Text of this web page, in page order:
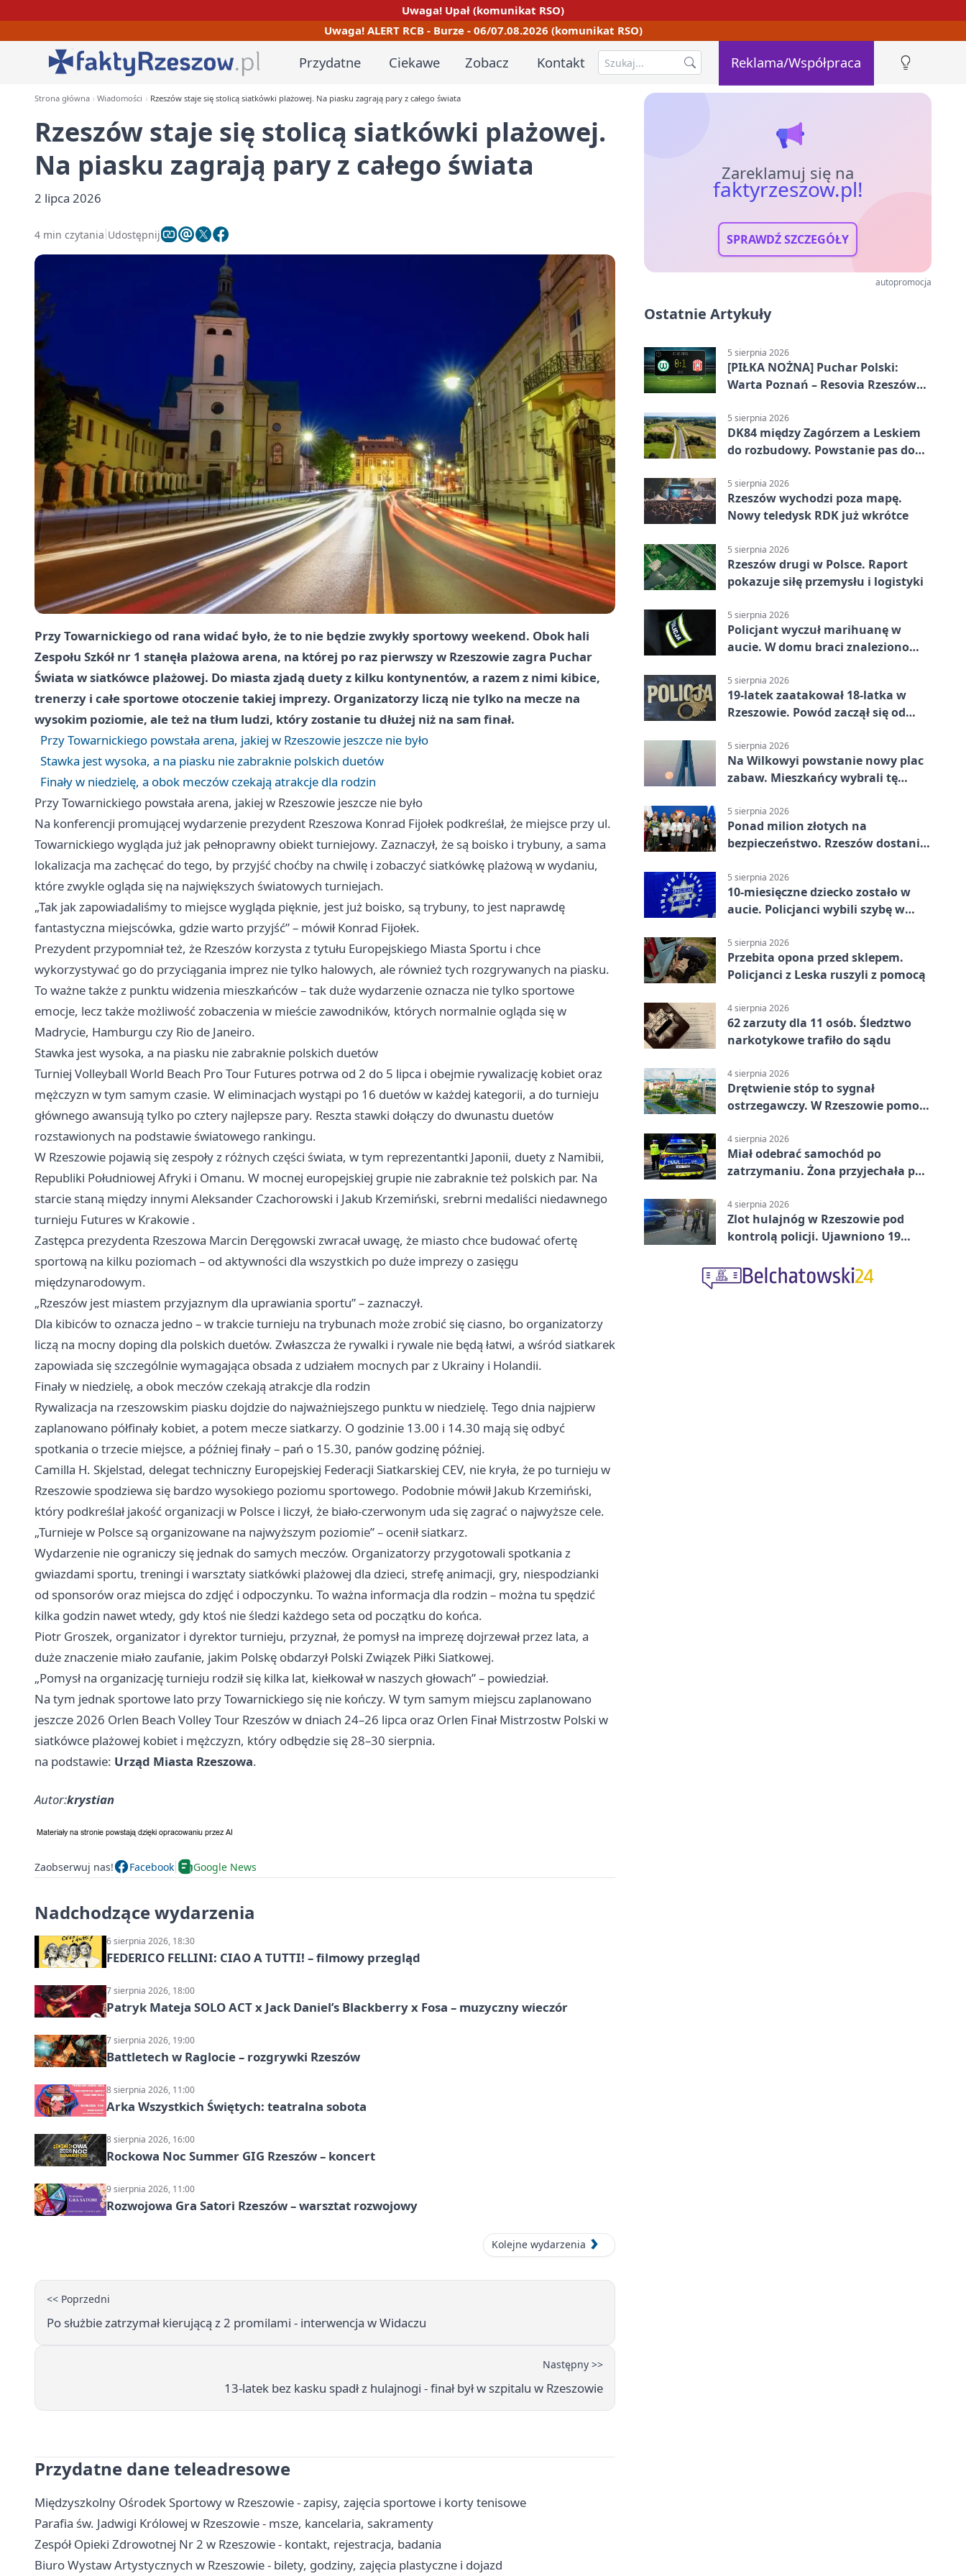
Uwaga! Upał (komunikat RSO)
Uwaga! ALERT RCB - Burze - 06/07.08.2026 (komunikat RSO)
Przydatne Ciekawe Zobacz Kontakt Reklama/Współpraca
Strona główna Wiadomości Rzeszów staje się stolicą siatkówki plażowej. Na piasku zagrają pary z całego świata
Rzeszów staje się stolicą siatkówki plażowej.
Na piasku zagrają pary z całego świata
2 lipca 2026
4 min czytania Udostępnij
Przy Towarnickiego od rana widać było, że to nie będzie zwykły sportowy weekend. Obok hali
Zespołu Szkół nr 1 stanęła plażowa arena, na której po raz pierwszy w Rzeszowie zagra Puchar
Świata w siatkówce plażowej. Do miasta zjadą duety z kilku kontynentów, a razem z nimi kibice,
trenerzy i całe sportowe otoczenie takiej imprezy. Organizatorzy liczą nie tylko na mecze na
wysokim poziomie, ale też na tłum ludzi, który zostanie tu dłużej niż na sam finał.
Przy Towarnickiego powstała arena, jakiej w Rzeszowie jeszcze nie było
Stawka jest wysoka, a na piasku nie zabraknie polskich duetów
Finały w niedzielę, a obok meczów czekają atrakcje dla rodzin
Przy Towarnickiego powstała arena, jakiej w Rzeszowie jeszcze nie było
Na konferencji promującej wydarzenie prezydent Rzeszowa Konrad Fijołek podkreślał, że miejsce przy ul.
Towarnickiego wygląda już jak pełnoprawny obiekt turniejowy. Zaznaczył, że są boisko i trybuny, a sama
lokalizacja ma zachęcać do tego, by przyjść choćby na chwilę i zobaczyć siatkówkę plażową w wydaniu,
które zwykle ogląda się na największych światowych turniejach.
„Tak jak zapowiadaliśmy to miejsce wygląda pięknie, jest już boisko, są trybuny, to jest naprawdę
fantastyczna miejscówka, gdzie warto przyjść” – mówił Konrad Fijołek.
Prezydent przypomniał też, że Rzeszów korzysta z tytułu Europejskiego Miasta Sportu i chce
wykorzystywać go do przyciągania imprez nie tylko halowych, ale również tych rozgrywanych na piasku.
To ważne także z punktu widzenia mieszkańców – tak duże wydarzenie oznacza nie tylko sportowe
emocje, lecz także możliwość zobaczenia w mieście zawodników, których normalnie ogląda się w
Madrycie, Hamburgu czy Rio de Janeiro.
Stawka jest wysoka, a na piasku nie zabraknie polskich duetów
Turniej Volleyball World Beach Pro Tour Futures potrwa od 2 do 5 lipca i obejmie rywalizację kobiet oraz
mężczyzn w tym samym czasie. W eliminacjach wystąpi po 16 duetów w każdej kategorii, a do turnieju
głównego awansują tylko po cztery najlepsze pary. Reszta stawki dołączy do dwunastu duetów
rozstawionych na podstawie światowego rankingu.
W Rzeszowie pojawią się zespoły z różnych części świata, w tym reprezentantki Japonii, duety z Namibii,
Republiki Południowej Afryki i Omanu. W mocnej europejskiej grupie nie zabraknie też polskich par. Na
starcie staną między innymi Aleksander Czachorowski i Jakub Krzemiński, srebrni medaliści niedawnego
turnieju Futures w Krakowie .
Zastępca prezydenta Rzeszowa Marcin Deręgowski zwracał uwagę, że miasto chce budować ofertę
sportową na kilku poziomach – od aktywności dla wszystkich po duże imprezy o zasięgu
międzynarodowym.
„Rzeszów jest miastem przyjaznym dla uprawiania sportu” – zaznaczył.
Dla kibiców to oznacza jedno – w trakcie turnieju na trybunach może zrobić się ciasno, bo organizatorzy
liczą na mocny doping dla polskich duetów. Zwłaszcza że rywalki i rywale nie będą łatwi, a wśród siatkarek
zapowiada się szczególnie wymagająca obsada z udziałem mocnych par z Ukrainy i Holandii.
Finały w niedzielę, a obok meczów czekają atrakcje dla rodzin
Rywalizacja na rzeszowskim piasku dojdzie do najważniejszego punktu w niedzielę. Tego dnia najpierw
zaplanowano półfinały kobiet, a potem mecze siatkarzy. O godzinie 13.00 i 14.30 mają się odbyć
spotkania o trzecie miejsce, a później finały – pań o 15.30, panów godzinę później.
Camilla H. Skjelstad, delegat techniczny Europejskiej Federacji Siatkarskiej CEV, nie kryła, że po turnieju w
Rzeszowie spodziewa się bardzo wysokiego poziomu sportowego. Podobnie mówił Jakub Krzemiński,
który podkreślał jakość organizacji w Polsce i liczył, że biało-czerwonym uda się zagrać o najwyższe cele.
„Turnieje w Polsce są organizowane na najwyższym poziomie” – ocenił siatkarz.
Wydarzenie nie ograniczy się jednak do samych meczów. Organizatorzy przygotowali spotkania z
gwiazdami sportu, treningi i warsztaty siatkówki plażowej dla dzieci, strefę animacji, gry, niespodzianki
od sponsorów oraz miejsca do zdjęć i odpoczynku. To ważna informacja dla rodzin – można tu spędzić
kilka godzin nawet wtedy, gdy ktoś nie śledzi każdego seta od początku do końca.
Piotr Groszek, organizator i dyrektor turnieju, przyznał, że pomysł na imprezę dojrzewał przez lata, a
duże znaczenie miało zaufanie, jakim Polskę obdarzył Polski Związek Piłki Siatkowej.
„Pomysł na organizację turnieju rodził się kilka lat, kiełkował w naszych głowach” – powiedział.
Na tym jednak sportowe lato przy Towarnickiego się nie kończy. W tym samym miejscu zaplanowano
jeszcze 2026 Orlen Beach Volley Tour Rzeszów w dniach 24–26 lipca oraz Orlen Finał Mistrzostw Polski w
siatkówce plażowej kobiet i mężczyzn, który odbędzie się 28–30 sierpnia.
na podstawie: Urząd Miasta Rzeszowa.
Autor:krystian
Zaobserwuj nas! Facebook Google News
Nadchodzące wydarzenia
6 sierpnia 2026, 18:30
FEDERICO FELLINI: CIAO A TUTTI! – filmowy przegląd
7 sierpnia 2026, 18:00
Patryk Mateja SOLO ACT x Jack Daniel’s Blackberry x Fosa – muzyczny wieczór
7 sierpnia 2026, 19:00
Battletech w Raglocie – rozgrywki Rzeszów
8 sierpnia 2026, 11:00
Arka Wszystkich Świętych: teatralna sobota
8 sierpnia 2026, 16:00
Rockowa Noc Summer GIG Rzeszów – koncert
9 sierpnia 2026, 11:00
Rozwojowa Gra Satori Rzeszów – warsztat rozwojowy
Kolejne wydarzenia
<< Poprzedni
Po służbie zatrzymał kierującą z 2 promilami - interwencja w Widaczu
Następny >>
13-latek bez kasku spadł z hulajnogi - finał był w szpitalu w Rzeszowie
Przydatne dane teleadresowe
Międzyszkolny Ośrodek Sportowy w Rzeszowie - zapisy, zajęcia sportowe i korty tenisowe
Parafia św. Jadwigi Królowej w Rzeszowie - msze, kancelaria, sakramenty
Zespół Opieki Zdrowotnej Nr 2 w Rzeszowie - kontakt, rejestracja, badania
Biuro Wystaw Artystycznych w Rzeszowie - bilety, godziny, zajęcia plastyczne i dojazd
Zareklamuj się na
faktyrzeszow.pl!
SPRAWDŹ SZCZEGÓŁY
autopromocja
Ostatnie Artykuły
5 sierpnia 2026
[PIŁKA NOŻNA] Puchar Polski:
Warta Poznań – Resovia Rzeszów
pierwszoligowca
5 sierpnia 2026
DK84 między Zagórzem a Leskiem
do rozbudowy. Powstanie pas do
5 sierpnia 2026
Rzeszów wychodzi poza mapę.
Nowy teledysk RDK już wkrótce
5 sierpnia 2026
Rzeszów drugi w Polsce. Raport
pokazuje siłę przemysłu i logistyki
5 sierpnia 2026
Policjant wyczuł marihuanę w
aucie. W domu braci znaleziono
5 sierpnia 2026
19-latek zaatakował 18-latka w
Rzeszowie. Powód zaczął się od
5 sierpnia 2026
Na Wilkowyi powstanie nowy plac
zabaw. Mieszkańcy wybrali tę
5 sierpnia 2026
Ponad milion złotych na
bezpieczeństwo. Rzeszów dostanie
5 sierpnia 2026
10-miesięczne dziecko zostało w
aucie. Policjanci wybili szybę w
5 sierpnia 2026
Przebita opona przed sklepem.
Policjanci z Leska ruszyli z pomocą
4 sierpnia 2026
62 zarzuty dla 11 osób. Śledztwo
narkotykowe trafiło do sądu
4 sierpnia 2026
Drętwienie stóp to sygnał
ostrzegawczy. W Rzeszowie pomoże
4 sierpnia 2026
Miał odebrać samochód po
zatrzymaniu. Żona przyjechała po
4 sierpnia 2026
Zlot hulajnóg w Rzeszowie pod
kontrolą policji. Ujawniono 19